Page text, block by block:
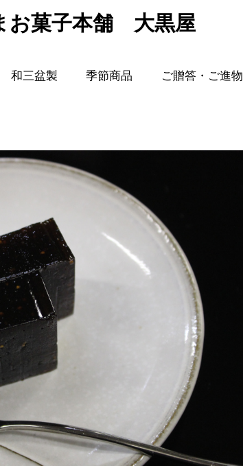
お菓子本舗 大黒屋
和三盆製 季節商品 ご贈答・ご進物